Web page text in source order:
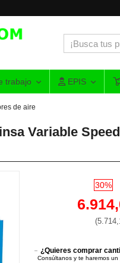
trabajo EPIS
de aire
Variable
30%
¿Quieres comprar
Consúltanos y te haremos